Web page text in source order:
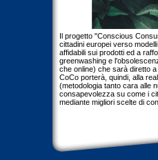
Il progetto "Conscious
cittadini europei verso
affidabili sui prodotti ed a
greenwashing e
che online) che sarà diretto
CoCo porterà, quindi, alla
(metodologia tanto cara alle
consapevolezza su come i
mediante migliori scelte di